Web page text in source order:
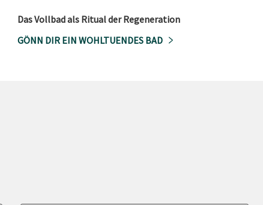
Das Vollbad als Ritual der Regeneration
GÖNN DIR EIN WOHLTUENDES BAD